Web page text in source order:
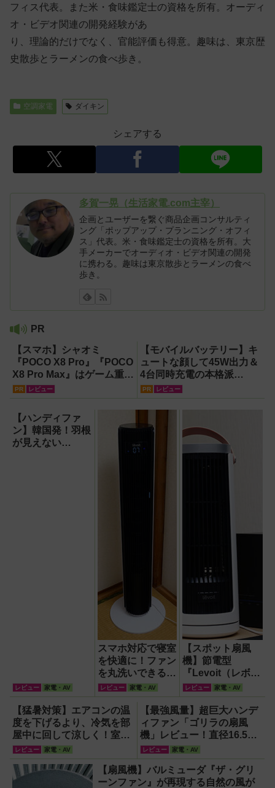
フィス代表。また米・食味鑑定士の資格を所有。オーディ
オ・ビデオ関連の開発経験があ
り、理論的だけでなく、官能評価も得意。趣味は、東京歴
史散歩とラーメンの食べ歩き。
空調家電 ダイキン
シェアする
多賀一晃（生活家電.com主宰）
企画とユーザーを繋ぐ商品企画コンサルティ
ング「ポップアップ・プランニング・オフィ
ス」代表。米・食味鑑定士の資格を所有。大
手メーカーでオーディオ・ビデオ関連の開発
に携わる。趣味は東京散歩とラーメンの食べ
歩き。
PR
【スマホ】シャオミ
『POCO X8 Pro』『POCO
X8 Pro Max』はゲーム重視
ならコスパ最強クラス！
PR レビュー
【モバイルバッテリー】キ
ュートな顔して45W出力＆
4台同時充電の本格派
『RORRY CharmGo オー
バイルファンもノートPCも
安心
PR レビュー
【ハンディファ
ン】韓国発！羽根
が見えない
レビュー 家電・AV
スマホ対応で寝室
を快適に！ファン
を丸洗いできる
Levoitの42インチ
タワーファン
レビュー 家電・AV
【スポット扇風
機】節電型
『Levoit（レボイ
ト）ミニタワーフ
ァン』なら快適・
安全・静音・コン
パクトで移動も簡
単！【猛暑・酷暑
対策】
レビュー 家電・AV
【猛暑対策】エアコンの温
度を下げるより、冷気を部
屋中に回して涼しく！室温
連動サーキュレーター
『WOOZOO（ウーズ
ー）』が頼もしい【節電】
レビュー 家電・AV
【最強風量】超巨大ハンデ
ィファン「ゴリラの扇風
機」レビュー！直径16.5cm
の巨大ファンで想像以上の
涼しさを体感
レビュー 家電・AV
【扇風機】バルミューダ『ザ・グリ
ーンファン』が再現する自然の風が